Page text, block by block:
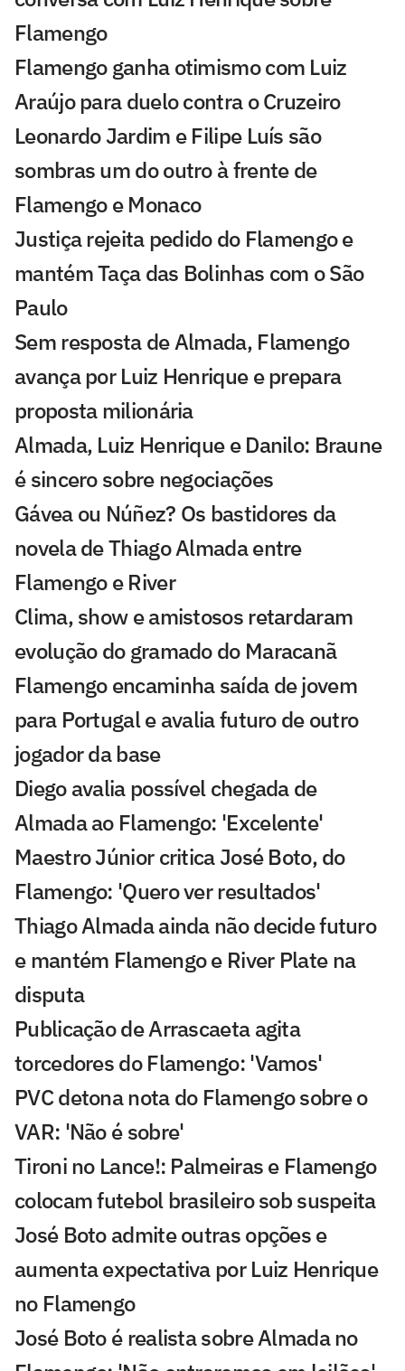
Flamengo
Flamengo ganha otimismo com Luiz
Araújo para duelo contra o Cruzeiro
Leonardo Jardim e Filipe Luís são
sombras um do outro à frente de
Flamengo e Monaco
Justiça rejeita pedido do Flamengo e
mantém Taça das Bolinhas com o São
Paulo
Sem resposta de Almada, Flamengo
avança por Luiz Henrique e prepara
proposta milionária
Almada, Luiz Henrique e Danilo: Braune
é sincero sobre negociações
Gávea ou Núñez? Os bastidores da
novela de Thiago Almada entre
Flamengo e River
Clima, show e amistosos retardaram
evolução do gramado do Maracanã
Flamengo encaminha saída de jovem
para Portugal e avalia futuro de outro
jogador da base
Diego avalia possível chegada de
Almada ao Flamengo: 'Excelente'
Maestro Júnior critica José Boto, do
Flamengo: 'Quero ver resultados'
Thiago Almada ainda não decide futuro
e mantém Flamengo e River Plate na
disputa
Publicação de Arrascaeta agita
torcedores do Flamengo: 'Vamos'
PVC detona nota do Flamengo sobre o
VAR: 'Não é sobre'
Tironi no Lance!: Palmeiras e Flamengo
colocam futebol brasileiro sob suspeita
José Boto admite outras opções e
aumenta expectativa por Luiz Henrique
no Flamengo
José Boto é realista sobre Almada no